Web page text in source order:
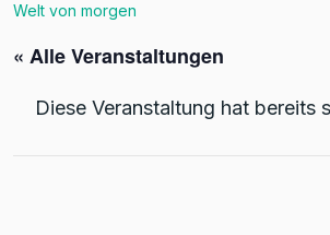
Welt von morgen
« Alle Veranstaltungen
Diese Veranstaltung hat bereits